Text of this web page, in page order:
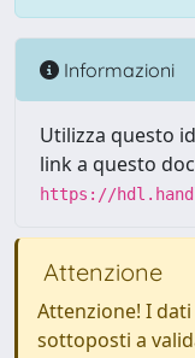
Informazioni
Utilizza questo
link a questo
https://
Attenzione
Attenzione! I
sottoposti a